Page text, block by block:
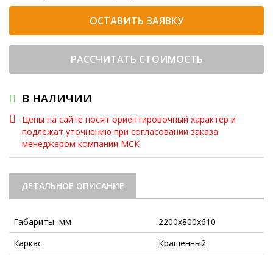
ОСТАВИТЬ ЗАЯВКУ
РАССЧИТАТЬ СТОИМОСТЬ
В НАЛИЧИИ
Цены на сайте носят ориентировочный характер и
подлежат уточнению при согласовании заказа
менеджером компании МСК
ДЕТАЛЬНОЕ ОПИСАНИЕ
Габариты, мм
2200х800х610
Каркас
Крашенный